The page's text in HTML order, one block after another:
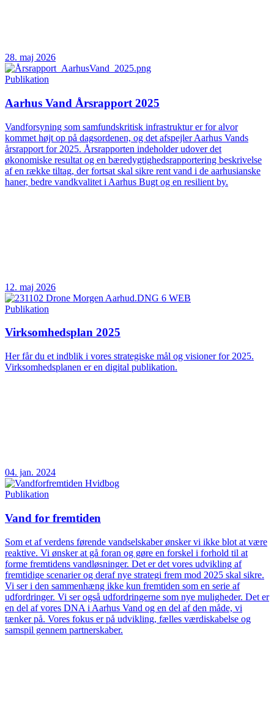
28. maj 2026
Publikation
Aarhus Vand Årsrapport 2025
Vandforsyning som samfundskritisk infrastruktur er for alvor
kommet højt op på dagsordenen, og det afspejler Aarhus Vands
årsrapport for 2025. Årsrapporten indeholder udover det
økonomiske resultat og en bæredygtighedsrapportering beskrivelse
af en række tiltag, der fortsat skal sikre rent vand i de aarhusianske
haner, bedre vandkvalitet i Aarhus Bugt og en resilient by.
12. maj 2026
Publikation
Virksomhedsplan 2025
Her får du et indblik i vores strategiske mål og visioner for 2025.
Virksomhedsplanen er en digital publikation.
04. jan. 2024
Publikation
Vand for fremtiden
Som et af verdens førende vandselskaber ønsker vi ikke blot at være
reaktive. Vi ønsker at gå foran og gøre en forskel i forhold til at
forme fremtidens vandløsninger. Det er det vores udvikling af
fremtidige scenarier og deraf nye strategi frem mod 2025 skal sikre.
Vi ser i den sammenhæng ikke kun fremtiden som en serie af
udfordringer. Vi ser også udfordringerne som nye muligheder. Det er
en del af vores DNA i Aarhus Vand og en del af den måde, vi
tænker på. Vores fokus er på udvikling, fælles værdiskabelse og
samspil gennem partnerskaber.